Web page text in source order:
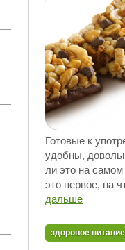
Готовые к
удобны,
ли это на
это первое, на
дальше
здоровое питание